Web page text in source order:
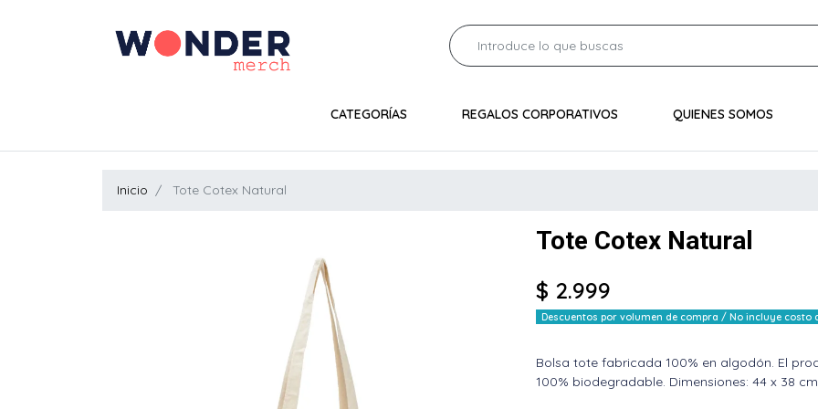
CATEGORÍAS REGALOS CORPORATIVOS QUIENES SOMOS
Inicio Tote Cotex Natural
Tote Cotex Natural
$ 2.999
Descuentos por volumen de compra / No incluye costo
Bolsa tote fabricada 100% en algodón. El
100% biodegradable. Dimensiones: 44 x 38